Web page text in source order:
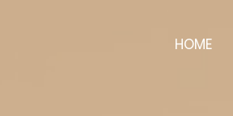
HOME